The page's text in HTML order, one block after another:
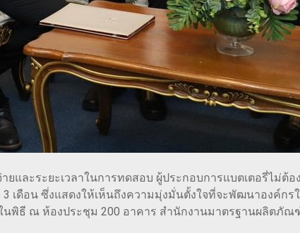
และระยะเวลาในการทดสอบ ผู้ประกอบการแบตเตอรี่ไม่ต้อ
เดือน ซึ่งแสดงให้เห็นถึงความมุ่งมั่นตั้งใจที่จะพัฒนาองค์ก
นพิธี ณ ห้องประชุม 200 อาคาร สำนักงานมาตรฐานผลิตภัณ